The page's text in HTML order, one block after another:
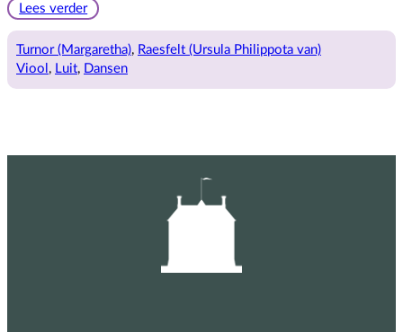
Lees verder:
met
Margaretha
Turnor (Margaretha), Raesfelt (Ursula Philippota van)
Viool , Luit, Dansen